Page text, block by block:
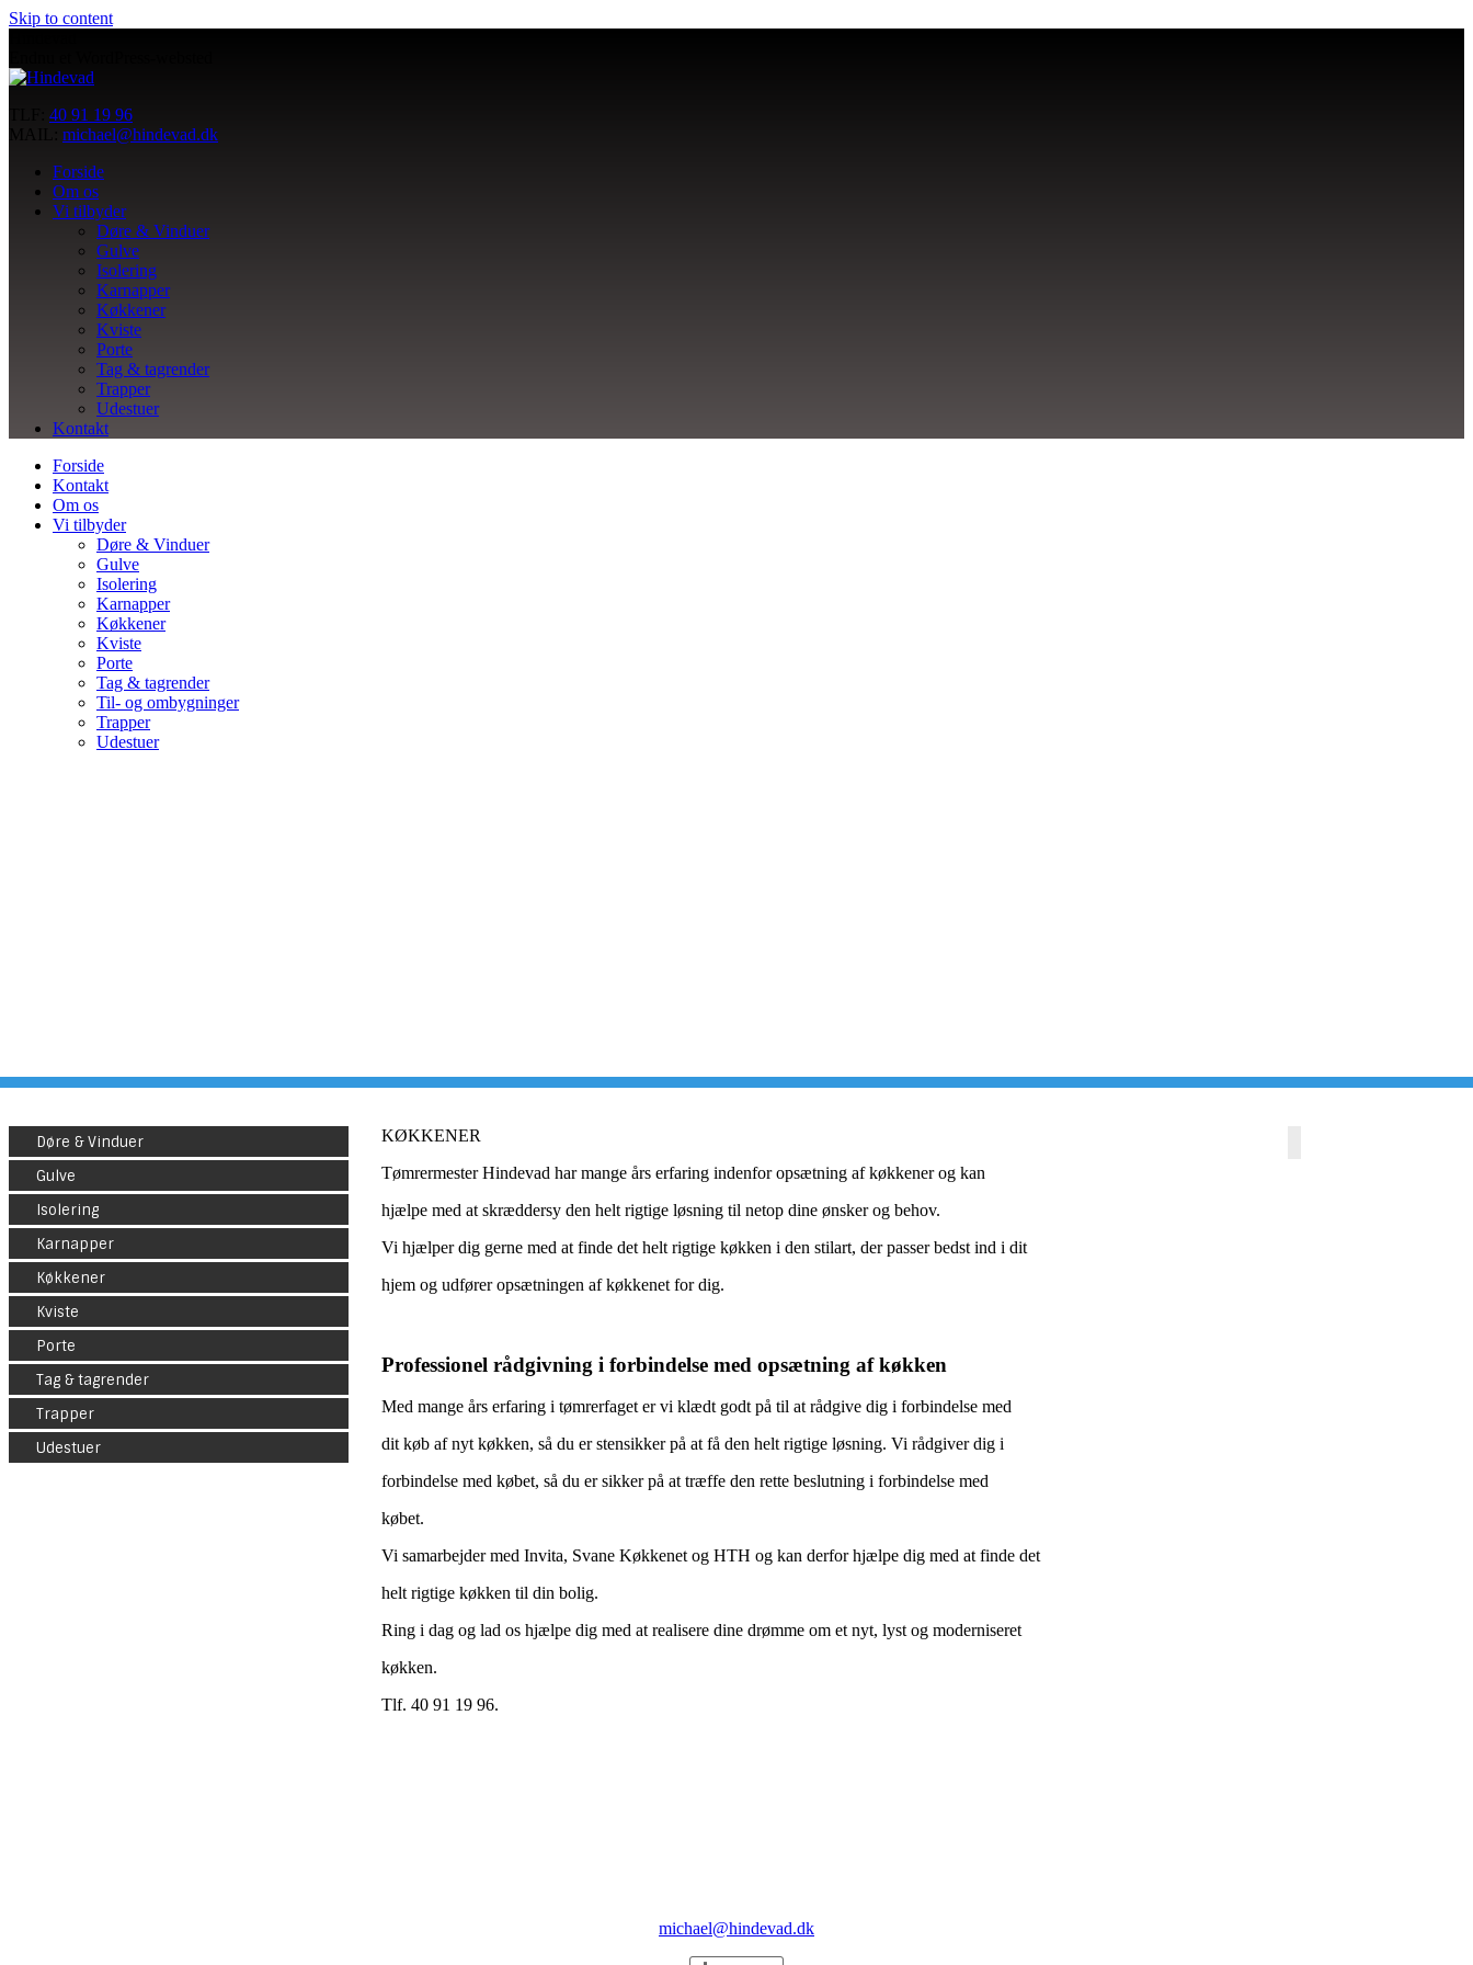
Skip to content
40 91 19 96
michael@hindevad.dk
Forside
Om os
Vi tilbyder
Døre & Vinduer
Gulve
Isolering
Karnapper
Køkkener
Kviste
Porte
Tag & tagrender
Trapper
Udestuer
Kontakt
Forside
Kontakt
Om os
Vi tilbyder
Døre & Vinduer
Gulve
Isolering
Karnapper
Køkkener
Kviste
Porte
Tag & tagrender
Til- og ombygninger
Trapper
Udestuer
Døre & Vinduer
Gulve
Isolering
Karnapper
Køkkener
Kviste
Porte
Tag & tagrender
Trapper
Udestuer
KØKKENER
Tømrermester Hindevad har mange års erfaring indenfor opsætning af køkkener og kan
hjælpe med at skræddersy den helt rigtige løsning til netop dine ønsker og behov.
Vi hjælper dig gerne med at finde det helt rigtige køkken i den stilart, der passer bedst ind i dit
hjem og udfører opsætningen af køkkenet for dig.
Professionel rådgivning i forbindelse med opsætning af køkken
Med mange års erfaring i tømrerfaget er vi klædt godt på til at rådgive dig i forbindelse med
dit køb af nyt køkken, så du er stensikker på at få den helt rigtige løsning. Vi rådgiver dig i
forbindelse med købet, så du er sikker på at træffe den rette beslutning i forbindelse med
købet.
Vi samarbejder med Invita, Svane Køkkenet og HTH og kan derfor hjælpe dig med at finde det
helt rigtige køkken til din bolig.
Ring i dag og lad os hjælpe dig med at realisere dine drømme om et nyt, lyst og moderniseret
køkken.
Tlf. 40 91 19 96.
michael@hindevad.dk